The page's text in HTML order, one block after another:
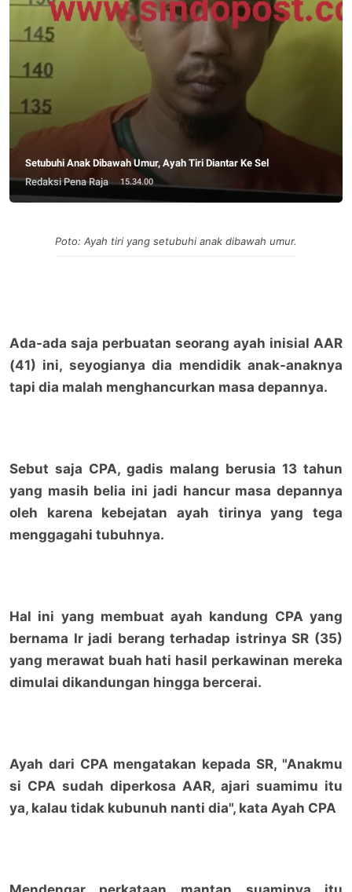
Setubuhi Anak Dibawah Umur, Ayah Tiri Diantar Ke Sel
Redaksi Pena Raja
15.34.00
Poto: Ayah tiri yang setubuhi anak dibawah umur.
Ada-ada saja perbuatan seorang ayah inisial AAR
(41) ini, seyogianya dia mendidik anak-anaknya
tapi dia malah menghancurkan masa depannya.
Sebut saja CPA, gadis malang berusia 13 tahun
yang masih belia ini jadi hancur masa depannya
oleh karena kebejatan ayah tirinya yang tega
menggagahi tubuhnya.
Hal ini yang membuat ayah kandung CPA yang
bernama Ir jadi berang terhadap istrinya SR (35)
yang merawat buah hati hasil perkawinan mereka
dimulai dikandungan hingga bercerai.
Ayah dari CPA mengatakan kepada SR, "Anakmu
si CPA sudah diperkosa AAR, ajari suamimu itu
ya, kalau tidak kubunuh nanti dia", kata Ayah CPA